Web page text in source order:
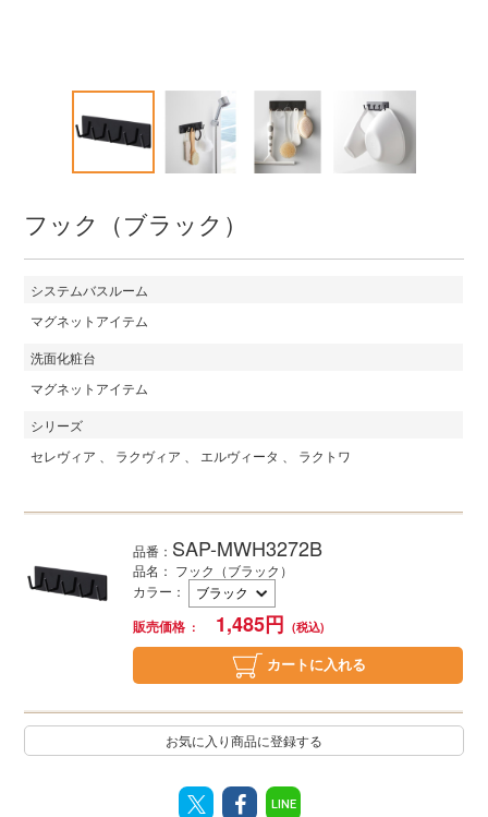
フック（ブラック）
システムバスルーム
マグネットアイテム
洗面化粧台
マグネットアイテム
シリーズ
セレヴィア
ラクヴィア エルヴィータ ラクトワ
品番： SAP-MWH3272B
品名： フック（ブラック）
カラー ：
販売価格
1,485円
カートに入れる
お気に入り商品に登録する
LINE